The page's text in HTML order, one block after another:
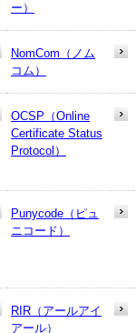
ー）
NomCom（ノム
コム）
OCSP（Online
Certificate Status
Protocol）
Punycode（ピュ
ニコード）
RIR（アールアイ
アール）